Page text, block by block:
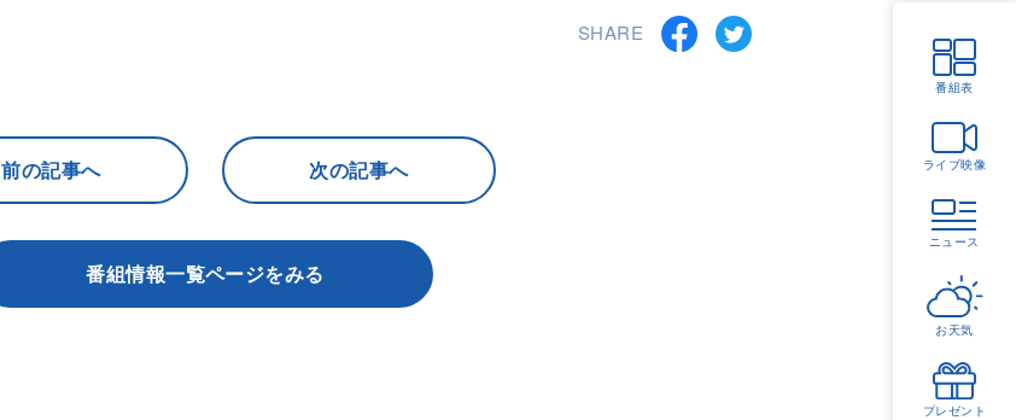
番組表
ライブ映像
ニュース
お天気
プレゼント
SHARE
前の記事へ 次の記事へ
番組情報一覧ページをみる